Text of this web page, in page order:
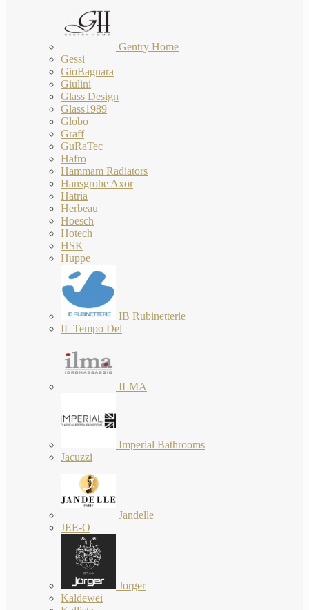
Gentry Home
Gessi
GioBagnara
Giulini
Glass Design
Glass1989
Globo
Graff
GuRaTec
Hafro
Hammam Radiators
Hansgrohe Axor
Hatria
Herbeau
Hoesch
Hotech
HSK
Huppe
IB Rubinetterie
IL Tempo Del
ILMA
Imperial Bathrooms
Jacuzzi
Jandelle
JEE-O
Jorger
Kaldewei